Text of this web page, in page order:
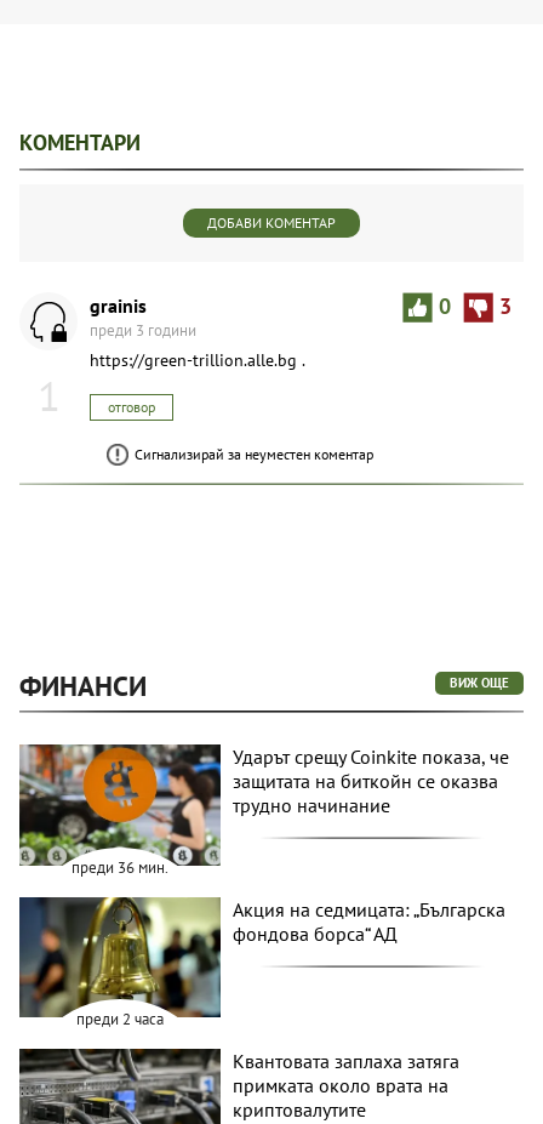
КОМЕНТАРИ
ДОБАВИ КОМЕНТАР
1
0 3
grainis
преди 3 години
https://green-trillion.alle.bg .
отговор
Сигнализирай за неуместен коментар
ФИНАНСИ ВИЖ ОЩЕ
преди 36 мин.
Ударът срещу Coinkite показа, че
защитата на биткойн се оказва
трудно начинание
преди 2 часа
Акция на седмицата: „Българска
фондова борса“ АД
Квантовата заплаха затяга
примката около врата на
криптовалутите